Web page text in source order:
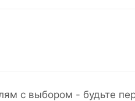
с выбором - будьте